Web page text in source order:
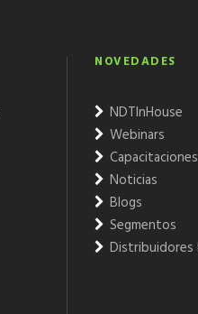
NOVEDADES
NDTInHouse
Webinars
Capacitaciones
Noticias
Blogs
Segmentos
Distribuidores